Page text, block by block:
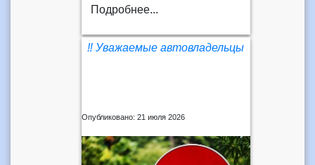
Подробнее...
‼️ Уважаемые автовладельцы
Опубликовано: 21 июля 2026